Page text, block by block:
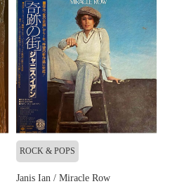
ROCK & POPS
Janis Ian / Miracle Row